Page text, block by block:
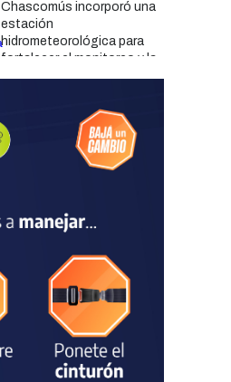
Chascomús incorporó una
estación
hidrometeorológica para
fortalecer el monitoreo y la
31/07/2026
La Escuela Normal tendrá
calefacción para el reinicio
por la Municipalidad
Avanza el proceso
licitatorio para las obras de
infraestructura en las
escuelas Técnica N° 1 y